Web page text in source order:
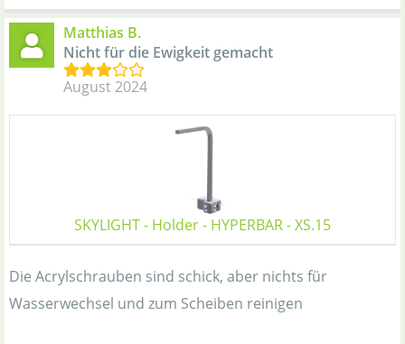
Matthias B.
Nicht für die Ewigkeit gemacht
August 2024
SKYLIGHT - Holder - HYPERBAR - XS.15
Die Acrylschrauben sind schick, aber nichts für
Wasserwechsel und zum Scheiben reinigen